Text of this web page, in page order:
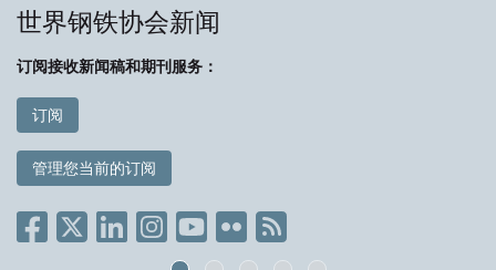
世界钢铁协会新闻
订阅接收新闻稿和期刊服务：
订阅
管理您当前的订阅